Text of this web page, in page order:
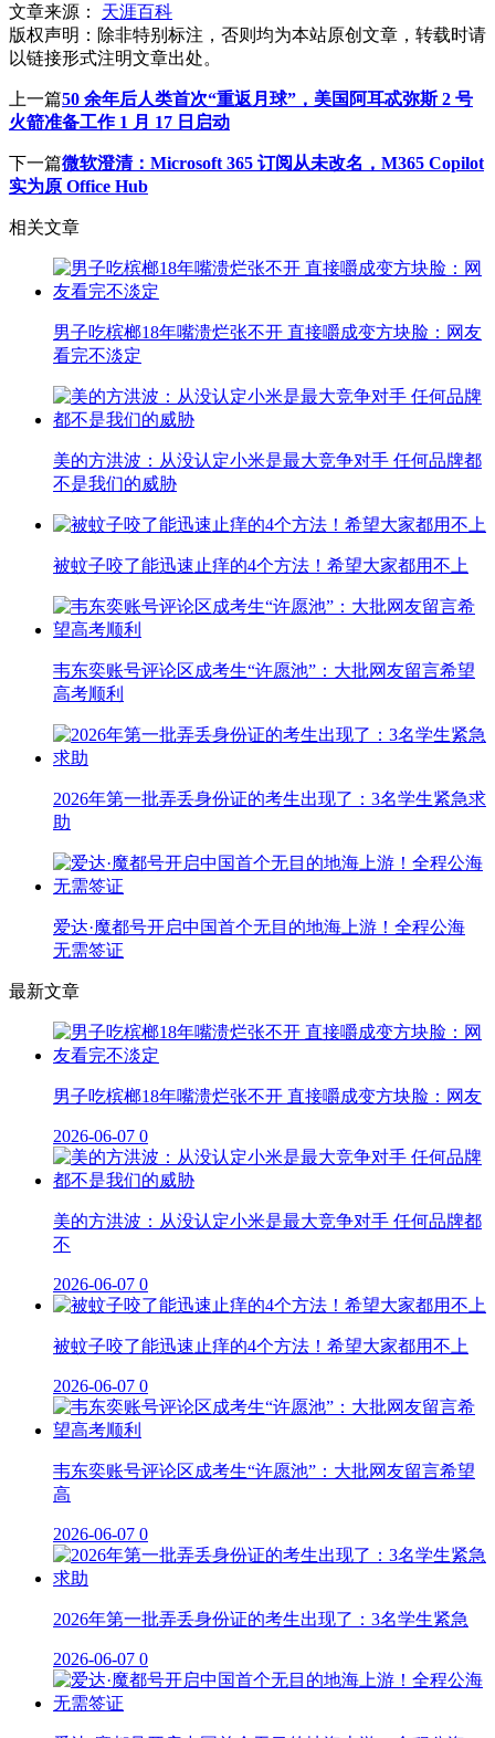
文章来源：
天涯百科
版权声明： 除非特别标注，否则均为本站原创文章，转载时请
以链接形式注明文章出处。
上一篇50 余年后人类首次“重返月球”，美国阿耳忒弥斯 2 号
火箭准备工作 1 月 17 日启动
下一篇微软澄清：Microsoft 365 订阅从未改名，M365 Copilot
实为原 Office Hub
相关文章
男子吃槟榔18年嘴溃烂张不开 直接嚼成变方块脸：网友
看完不淡定
美的方洪波：从没认定小米是最大竞争对手 任何品牌都
不是我们的威胁
被蚊子咬了能迅速止痒的4个方法！希望大家都用不上
韦东奕账号评论区成考生“许愿池”：大批网友留言希望
高考顺利
2026年第一批弄丢身份证的考生出现了：3名学生紧急求
助
爱达·魔都号开启中国首个无目的地海上游！全程公海
无需签证
最新文章
男子吃槟榔18年嘴溃烂张不开 直接嚼成变方块脸：网友
2026-06-07 0
美的方洪波：从没认定小米是最大竞争对手 任何品牌都
不
2026-06-07 0
被蚊子咬了能迅速止痒的4个方法！希望大家都用不上
2026-06-07 0
韦东奕账号评论区成考生“许愿池”：大批网友留言希望
高
2026-06-07 0
2026年第一批弄丢身份证的考生出现了：3名学生紧急
2026-06-07 0